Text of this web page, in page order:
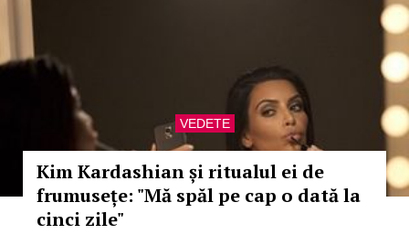
VEDETE
Kim Kardashian și ritualul ei de
frumusețe: "Mă spăl pe cap o dată la
cinci zile"